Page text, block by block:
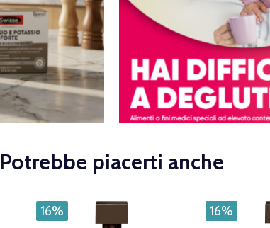
Potrebbe piacerti anche
16% 16%